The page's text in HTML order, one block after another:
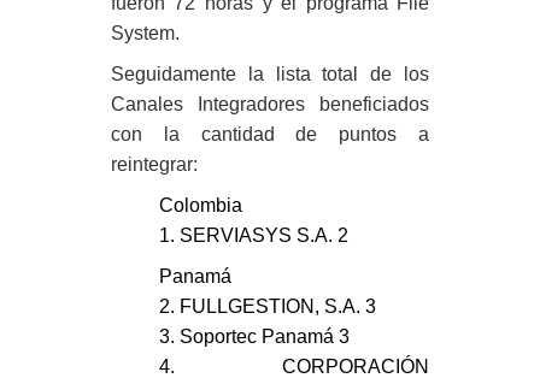
System.
Seguidamente la lista total de los
Canales Integradores beneficiados
con la cantidad de puntos a
reintegrar:
Colombia
1. SERVIASYS S.A. 2
Panamá
2. FULLGESTION, S.A. 3
3. Soportec Panamá 3
4. CORPORACIÓN